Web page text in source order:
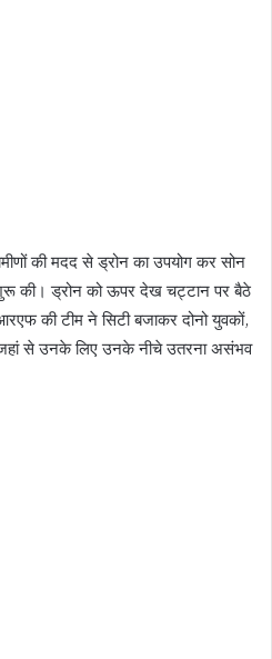
की मदद से ड्रोन का उपयोग कर सोन
की। ड्रोन को ऊपर देख चट्टान पर बैठे
की टीम ने सिटी बजाकर दोनो युवकों,
से उनके लिए उनके नीचे उतरना असंभव